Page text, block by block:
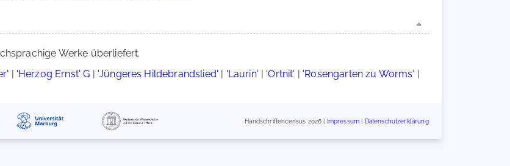
Werke überliefert.
| 'Herzog Ernst' G | 'Jüngeres Hildebrandslied' | 'Laurin' | 'Ortnit' | 'Rosengarten zu Worms' |
Handschriftencensus 2026 | Impressum Datenschutzerklärung